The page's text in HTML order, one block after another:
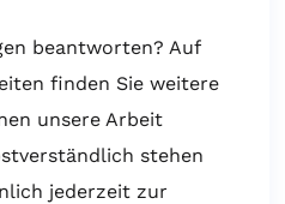
beantworten? Auf
finden Sie weitere
unsere Arbeit
stehen
jederzeit zur